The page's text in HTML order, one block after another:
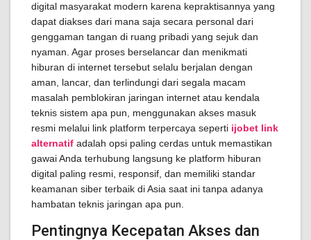
digital masyarakat modern karena kepraktisannya yang
dapat diakses dari mana saja secara personal dari
genggaman tangan di ruang pribadi yang sejuk dan
nyaman. Agar proses berselancar dan menikmati
hiburan di internet tersebut selalu berjalan dengan
aman, lancar, dan terlindungi dari segala macam
masalah pemblokiran jaringan internet atau kendala
teknis sistem apa pun, menggunakan akses masuk
resmi melalui link platform terpercaya seperti ijobet link
alternatif adalah opsi paling cerdas untuk memastikan
gawai Anda terhubung langsung ke platform hiburan
digital paling resmi, responsif, dan memiliki standar
keamanan siber terbaik di Asia saat ini tanpa adanya
hambatan teknis jaringan apa pun.
Pentingnya Kecepatan Akses dan